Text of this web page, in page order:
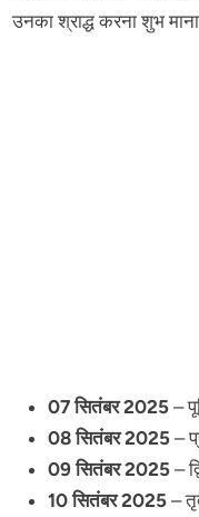
उनका श्राद्ध करना शुभ
07 सितंबर 2025 –
08 सितंबर 2025 –
09 सितंबर 2025 –
10 सितंबर 2025 –